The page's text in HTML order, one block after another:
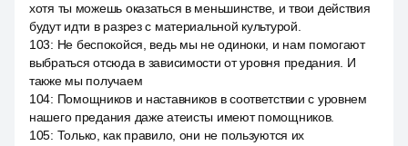
хотя ты можешь оказаться в меньшинстве, и твои действия
будут идти в разрез с материальной культурой.
103: Не беспокойся, ведь мы не одиноки, и нам помогают
выбраться отсюда в зависимости от уровня предания. И
также мы получаем
104: Помощников и наставников в соответствии с уровнем
нашего предания даже атеисты имеют помощников.
105: Только, как правило, они не пользуются их